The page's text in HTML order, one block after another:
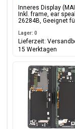
GH82-
Inneres Display
Inkl. frame, ear
26284B, Geeignet
Lager: 0
Lieferzeit:
15 Werktagen